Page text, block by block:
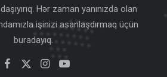
Hər zaman yanınızda olan
işinizi asanlaşdırmaq üçün
buradayıq.